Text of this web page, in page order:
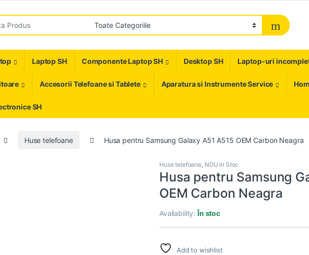
Laptop SH Componente Laptop SH Desktop SH Laptop-uri
Accesorii Telefoane si Tablete Aparatura si Instrumente Service
SH
Huse telefoane Husa pentru Samsung Galaxy A51 A515 OEM Carbon Neagra
Huse telefoane, NOU in Stoc
Husa pentru Samsung
OEM Carbon Neagra
Availability:În stoc
Add to wishlist